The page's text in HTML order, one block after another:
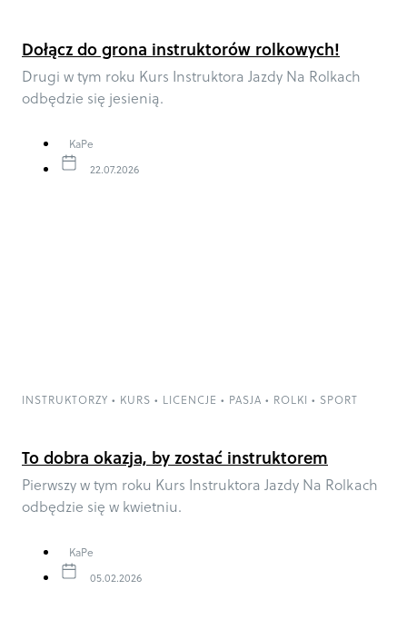
Dołącz do grona instruktorów rolkowych!
Drugi w tym roku Kurs Instruktora Jazdy Na Rolkach
odbędzie się jesienią.
KaPe
22.07.2026
INSTRUKTORZY • KURS • LICENCJE • PASJA • ROLKI • SPORT
To dobra okazja, by zostać instruktorem
rolkowym
Pierwszy w tym roku Kurs Instruktora Jazdy Na Rolkach
odbędzie się w kwietniu.
KaPe
05.02.2026